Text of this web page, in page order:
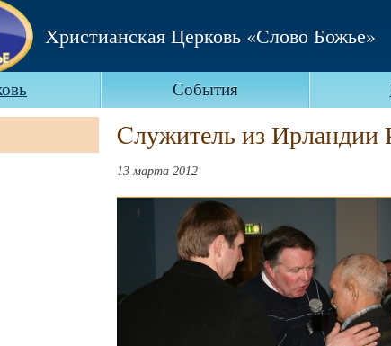
Христианская Церковь «Слово Божье»
События
Cлужитель из
13 марта 2012